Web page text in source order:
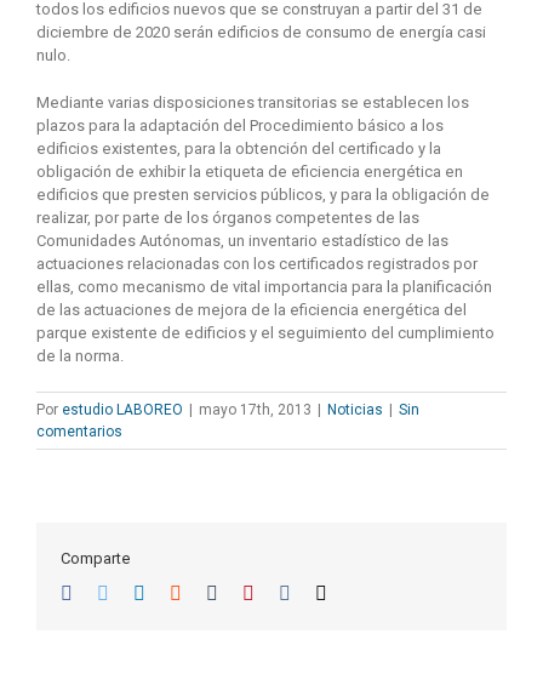
todos los edificios nuevos que se construyan a partir del 31 de
diciembre de 2020 serán edificios de consumo de energía casi
nulo.
Mediante varias disposiciones transitorias se establecen los
plazos para la adaptación del Procedimiento básico a los
edificios existentes, para la obtención del certificado y la
obligación de exhibir la etiqueta de eficiencia energética en
edificios que presten servicios públicos, y para la obligación de
realizar, por parte de los órganos competentes de las
Comunidades Autónomas, un inventario estadístico de las
actuaciones relacionadas con los certificados registrados por
ellas, como mecanismo de vital importancia para la planificación
de las actuaciones de mejora de la eficiencia energética del
parque existente de edificios y el seguimiento del cumplimiento
de la norma.
Por estudio LABOREO mayo 17th, 2013 Noticias
Sin
comentarios
Comparte
Facebook
TwitterLinkedIn
Reddit TumblrPinterest